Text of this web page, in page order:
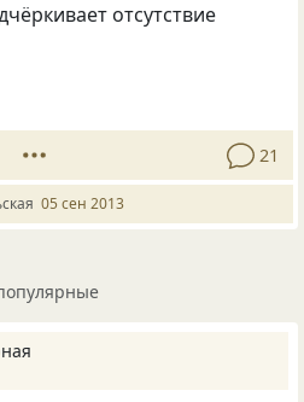
отсутствие
21
05 сен 2013